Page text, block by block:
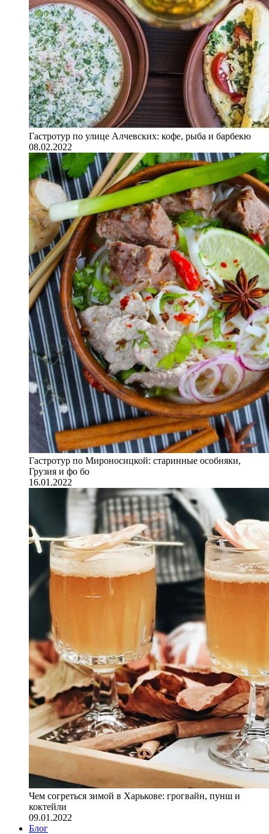
Гастротур по улице Алчевских: кофе, рыба и барбекю
08.02.2022
Гастротур по Мироносицкой: старинные особняки,
Грузия и фо бо
16.01.2022
Чем согреться зимой в Харькове: грогвайн, пунш и
коктейли
09.01.2022
Блог